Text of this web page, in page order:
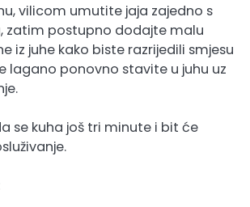
vilicom umutite jaja zajedno s
zatim postupno dodajte malu
iz juhe kako biste razrijedili smjesu
lagano ponovno stavite u juhu uz
se kuha još tri minute i bit će